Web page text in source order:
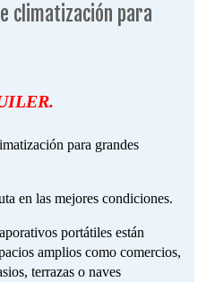
climatización para
para grandes
en las mejores condiciones.
portátiles están
amplios como comercios,
terrazas o naves